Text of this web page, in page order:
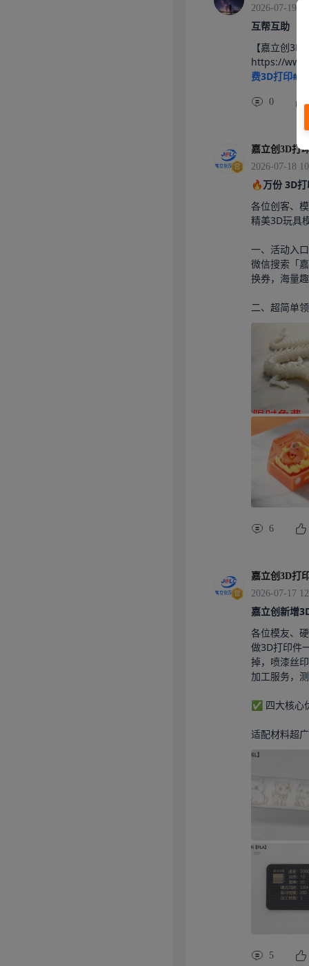
2026-07-19
互帮互助
【嘉立创
https://
费3D打印#
0
嘉立创3D打
2026-07-18
🔥万份 3D
各位创客、
精美3D玩具
一、活动入口
微信搜索「
换券，海量
二、超简单
6
嘉立创3D打
2026-07-17
嘉立创新增
各位模友、
做3D打印件
掉，喷漆丝
加工服务，
✅ 四大核心
适配材料超
5